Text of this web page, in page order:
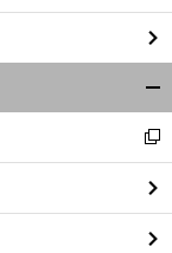
閉
る
新
し
い
ウ
ィ